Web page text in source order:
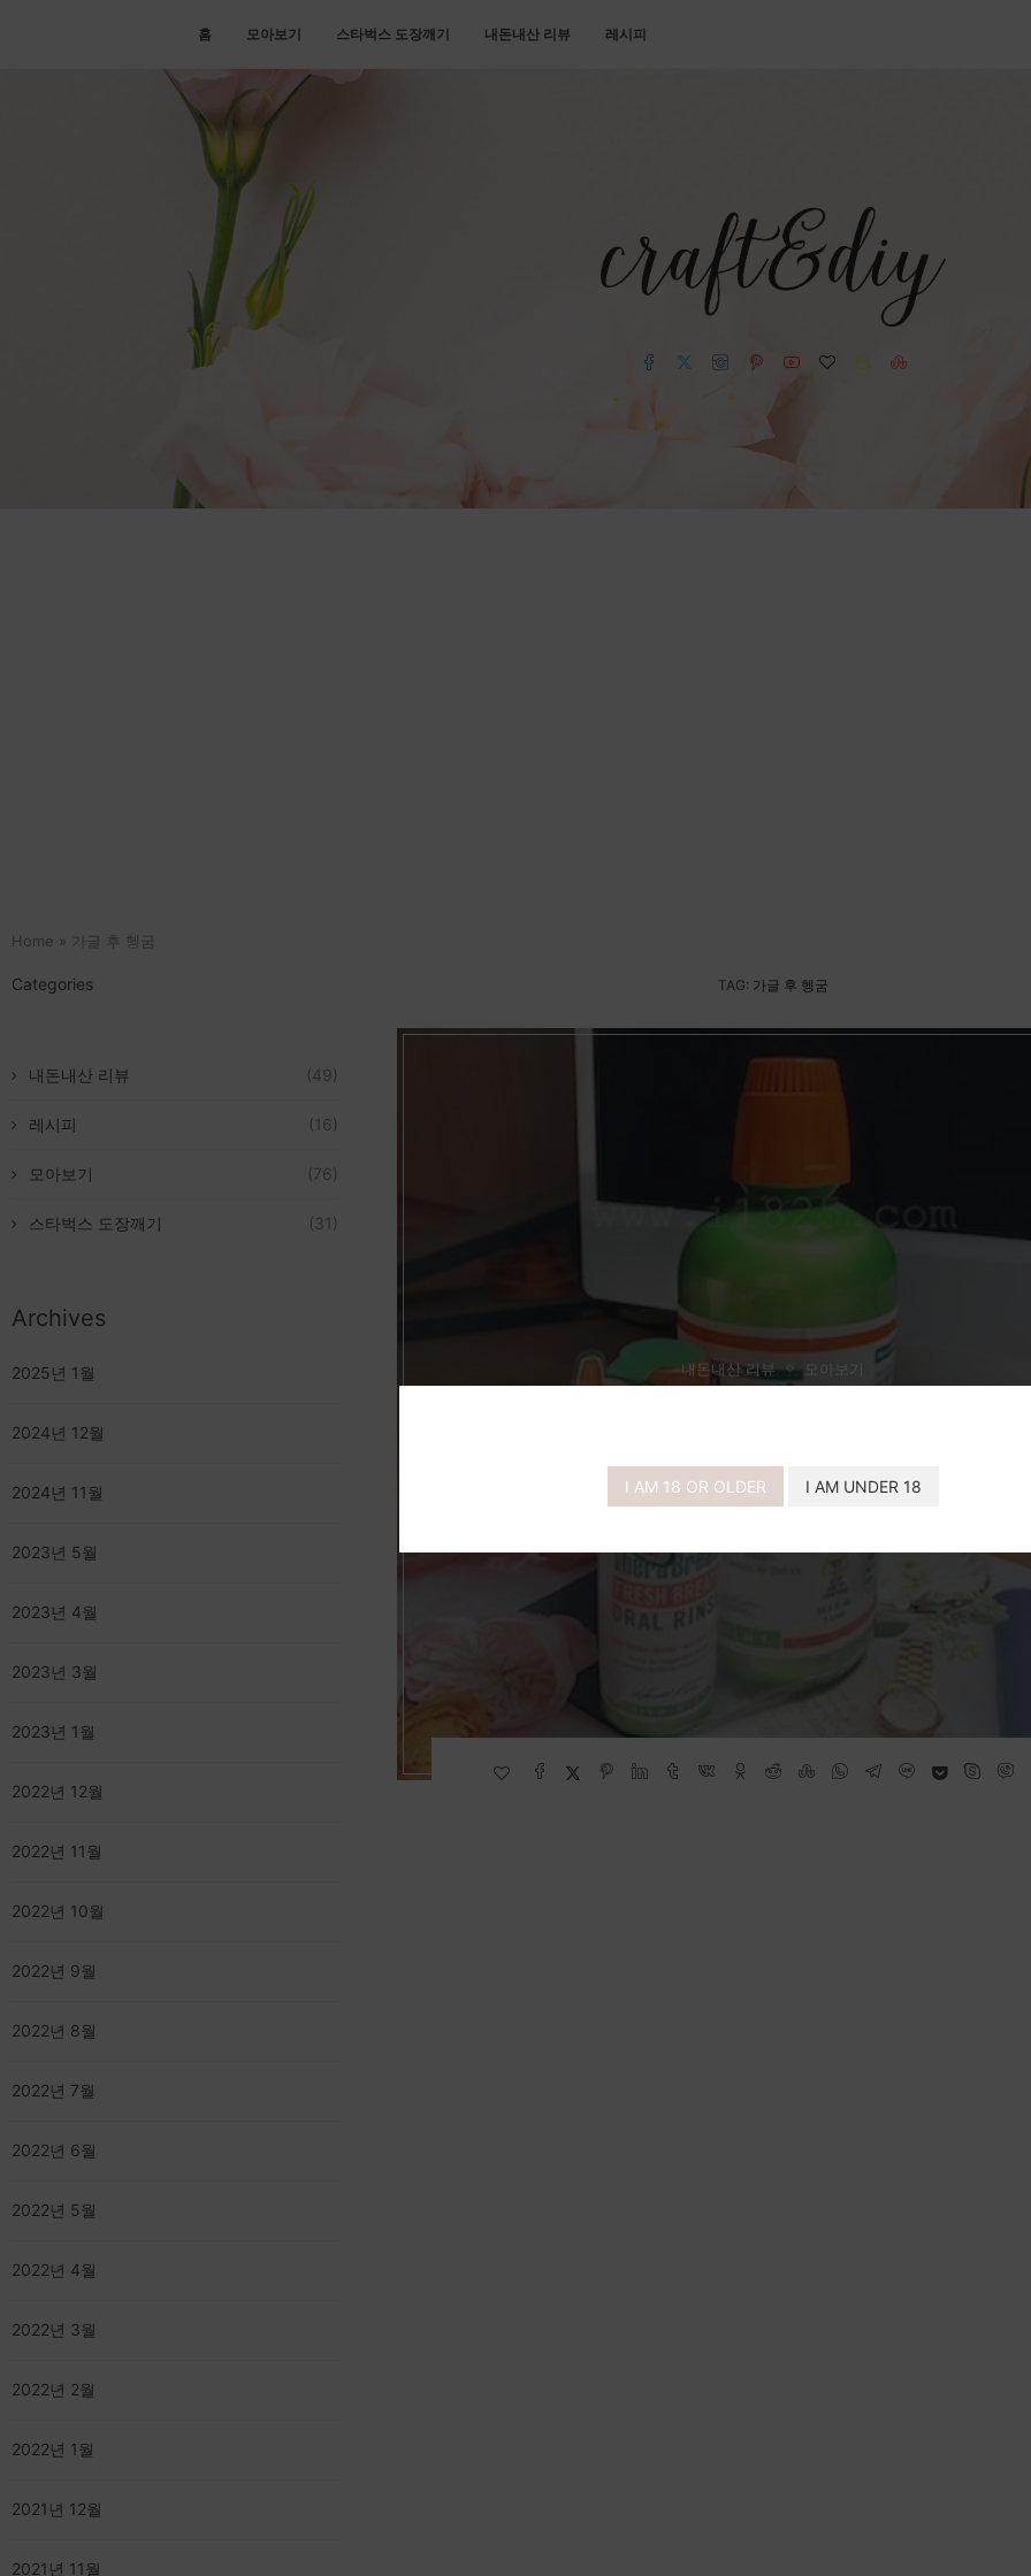
I AM 18 OR OLDER I AM UNDER 18
홈 모아보기 스타벅스 도장깨기 내돈내산 리뷰 레시피
Home » 가글 후 헹굼
TAG: 가글 후 헹굼
내돈내산 리뷰 모아보기
Categories
내돈내산 리뷰 (49)
레시피 (16)
모아보기 (76)
스타벅스 도장깨기 (31)
Archives
2025년 1월
2024년 12월
2024년 11월
2023년 5월
2023년 4월
2023년 3월
2023년 1월
2022년 12월
2022년 11월
2022년 10월
2022년 9월
2022년 8월
2022년 7월
2022년 6월
2022년 5월
2022년 4월
2022년 3월
2022년 2월
2022년 1월
2021년 12월
2021년 11월